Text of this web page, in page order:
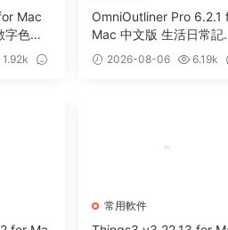
Mac
字色輪
1.92k
OmniOutliner Pro 6.2.1
Mac 中文版 生活日常記
軟件2026-08-06
6.19k
常用軟件